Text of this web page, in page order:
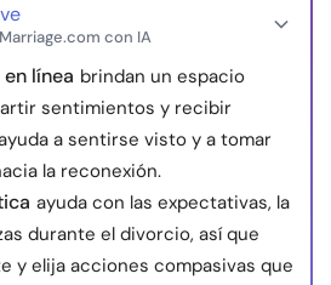
con IA
línea brindan un espacio
sentimientos y recibir
a sentirse visto y a tomar
la reconexión.
ayuda con las expectativas, la
durante el divorcio, así que
y elija acciones compasivas que